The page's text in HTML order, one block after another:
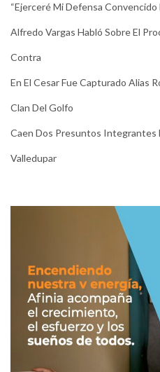
“Ejerceré Mi Defensa
Alfredo Vargas Habló Sobre El
Contra
En El Cesar Fue Capturado Alias
Clan Del Golfo
Caen Dos Presuntos Integrantes
Valledupar